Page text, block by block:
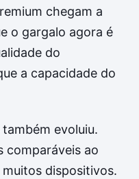
chegam a
o gargalo agora é
do
a capacidade do
também evoluiu.
comparáveis ao
dispositivos.